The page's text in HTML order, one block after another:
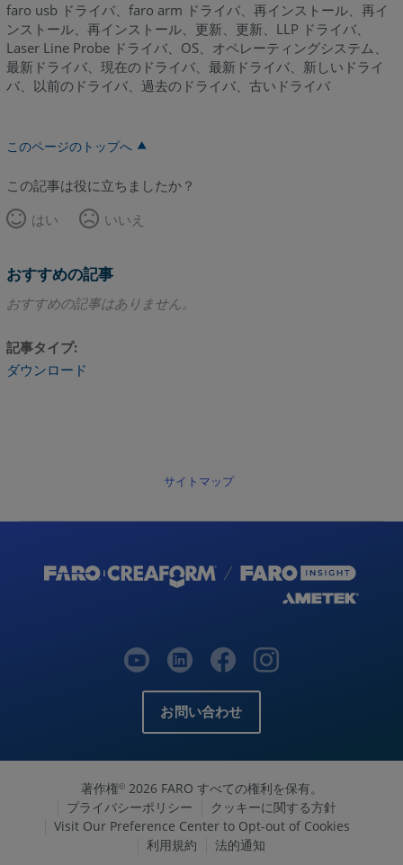
faro usb ドライバ、faro arm ドライバ、再インストール、再イ
ンストール、再インストール、更新、更新、LLP ドライバ、
Laser Line Probe ドライバ、OS、オペレーティングシステム、
最新ドライバ、現在のドライバ、最新ドライバ、新しいドライ
バ、以前のドライバ、過去のドライバ、古いドライバ
このページのトップへ
この記事は役に立ちましたか？
はい
いいえ
おすすめの記事
おすすめの記事はありません。
記事タイプ
ダウンロード
サイトマップ
お問い合わせ
著作権©2026 FARO すべての権利を保有。
プライバシーポリシー
クッキーに関する方針
Visit Our Preference Center to Opt-out of Cookies
利用規約
法的通知